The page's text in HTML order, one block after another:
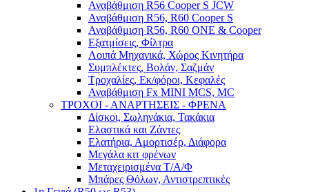
Αναβάθμιση R56 Cooper S JCW
Αναβάθμιση R56, R60 Cooper S
Αναβάθμιση R56, R60 ONE & Cooper
Εξατμίσεις, Φίλτρα
Λοιπά Μηχανικά, Χώρος Κινητήρα
Συμπλέκτες, Βολάν, Σαζμάν
Τροχαλίες, Εκ/φόροι, Κεφαλές
Αναβάθμιση Fx MINI MCS, MC
ΤΡΟΧΟΙ - ΑΝΑΡΤΗΣΕΙΣ - ΦΡΕΝΑ
Δίσκοι, Σωληνάκια, Τακάκια
Ελαστικά και Ζάντες
Ελατήρια, Αμορτισέρ, Διάφορα
Μεγάλα κιτ φρένων
Μεταχειρισμένα Τ/Α/Φ
Μπάρες Θόλων, Αντιστρεπτικές